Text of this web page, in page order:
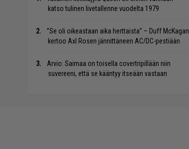
katso tulinen livetallenne vuodelta 1979
”Se oli oikeastaan aika herttaista” – Duff McKagan
kertoo Axl Rosen jännittäneen AC/DC-pestiään
Arvio: Saimaa on toisella covertripillään niin
suvereeni, että se kääntyy itseään vastaan